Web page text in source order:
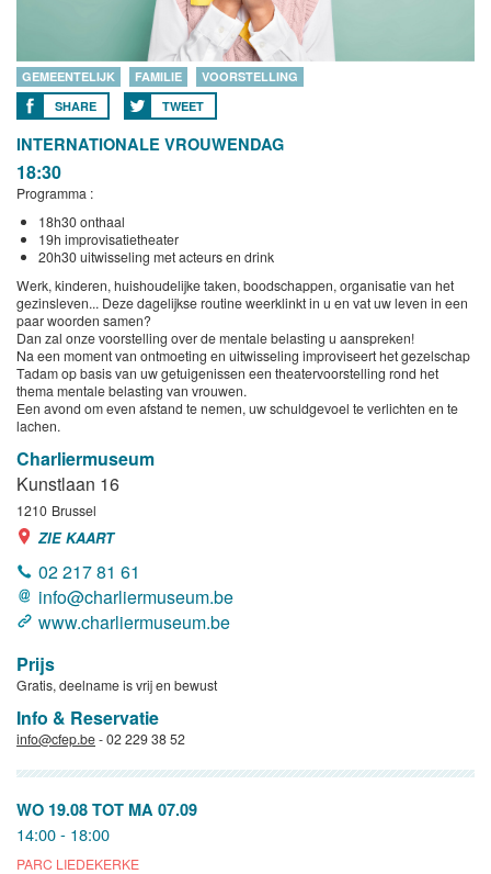
GEMEENTELIJK FAMILIE
VOORSTELLING
SHARE
TWEET
INTERNATIONALE VROUWENDAG
18:30
Programma :
18h30 onthaal
19h improvisatietheater
20h30 uitwisseling met acteurs en drink
Werk, kinderen, huishoudelijke taken, boodschappen, organisatie van het
gezinsleven... Deze dagelijkse routine weerklinkt in u en vat uw leven in een
paar woorden samen?
Dan zal onze voorstelling over de mentale belasting u aanspreken!
Na een moment van ontmoeting en uitwisseling improviseert het gezelschap
Tadam op basis van uw getuigenissen een theatervoorstelling rond het
thema mentale belasting van vrouwen.
Een avond om even afstand te nemen, uw schuldgevoel te verlichten en te
lachen.
Charliermuseum
Kunstlaan 16
1210 Brussel
ZIE KAART
02 217 81 61
info@charliermuseum.be
www.charliermuseum.be
Prijs
Gratis, deelname is vrij en bewust
Info & Reservatie
info@cfep.be- 02 229 38 52
WO 19.08 TOT MA 07.09
14:00 - 18:00
PARC LIEDEKERKE